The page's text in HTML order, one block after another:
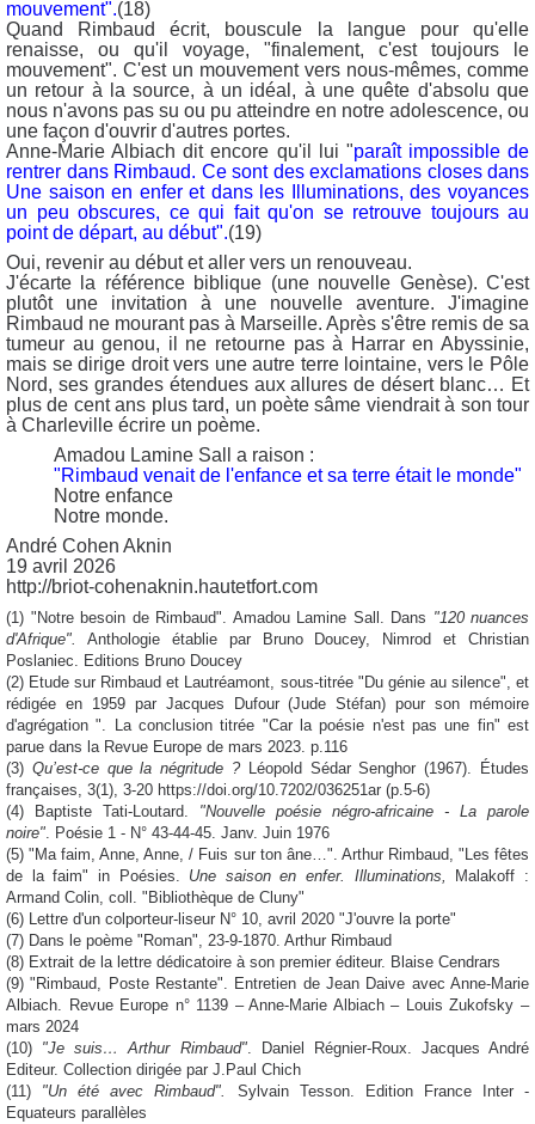
mouvement".(18)
Quand Rimbaud écrit, bouscule la langue pour qu'elle
renaisse, ou qu'il voyage, "finalement, c'est toujours le
mouvement". C'est un mouvement vers nous-mêmes, comme
un retour à la source, à un idéal, à une quête d'absolu que
nous n'avons pas su ou pu atteindre en notre adolescence, ou
une façon d'ouvrir d'autres portes.
Anne-Marie Albiach dit encore qu'il lui "paraît impossible de
rentrer dans Rimbaud. Ce sont des exclamations closes dans
Une saison en enfer et dans les Illuminations, des voyances
un peu obscures, ce qui fait qu'on se retrouve toujours au
point de départ, au début".(19)
Oui, revenir au début et aller vers un renouveau.
J'écarte la référence biblique (une nouvelle Genèse). C'est
plutôt une invitation à une nouvelle aventure. J'imagine
Rimbaud ne mourant pas à Marseille. Après s'être remis de sa
tumeur au genou, il ne retourne pas à Harrar en Abyssinie,
mais se dirige droit vers une autre terre lointaine, vers le Pôle
Nord, ses grandes étendues aux allures de désert blanc… Et
plus de cent ans plus tard, un poète sâme viendrait à son tour
à Charleville écrire un poème.
Amadou Lamine Sall a raison :
"Rimbaud venait de l'enfance et sa terre était le monde"
Notre enfance
Notre monde.
André Cohen Aknin
19 avril 2026
http://briot-cohenaknin.hautetfort.com
(1) "Notre besoin de Rimbaud". Amadou Lamine Sall. Dans "120 nuances
d'Afrique".
Anthologie établie par Bruno Doucey, Nimrod et Christian
Poslaniec. Editions Bruno Doucey
(2) Etude sur Rimbaud et Lautréamont, sous-titrée "Du génie au silence", et
rédigée en 1959 par Jacques Dufour (Jude Stéfan) pour son mémoire
d'agrégation ". La conclusion titrée "Car la poésie n'est pas une fin" est
parue dans la Revue Europe de mars 2023. p.116
(3) Qu’est-ce que la négritude ? Léopold Sédar Senghor (1967). Études
françaises, 3(1), 3-20 https://doi.org/10.7202/036251ar (p.5-6)
(4) Baptiste Tati-Loutard. "Nouvelle poésie négro-africaine - La parole
noire". Poésie 1 - N° 43-44-45. Janv. Juin 1976
(5) "Ma faim, Anne, Anne, / Fuis sur ton âne…". Arthur Rimbaud, "Les fêtes
de la faim" in Poésies. Une saison en enfer. Illuminations,
Malakoff :
Armand Colin, coll. "Bibliothèque de Cluny"
(6) Lettre d'un colporteur-liseur N° 10, avril 2020 "J'ouvre la porte"
(7) Dans le poème "Roman", 23-9-1870. Arthur Rimbaud
(8) Extrait de la lettre dédicatoire à son premier éditeur. Blaise Cendrars
(9) "Rimbaud, Poste Restante". Entretien de Jean Daive avec Anne-Marie
Albiach. Revue Europe n° 1139 – Anne-Marie Albiach – Louis Zukofsky –
mars 2024
(10) "Je suis… Arthur Rimbaud". Daniel Régnier-Roux. Jacques André
Editeur. Collection dirigée par J.Paul Chich
(11) "Un été avec Rimbaud".
Sylvain Tesson. Edition France Inter -
Equateurs parallèles